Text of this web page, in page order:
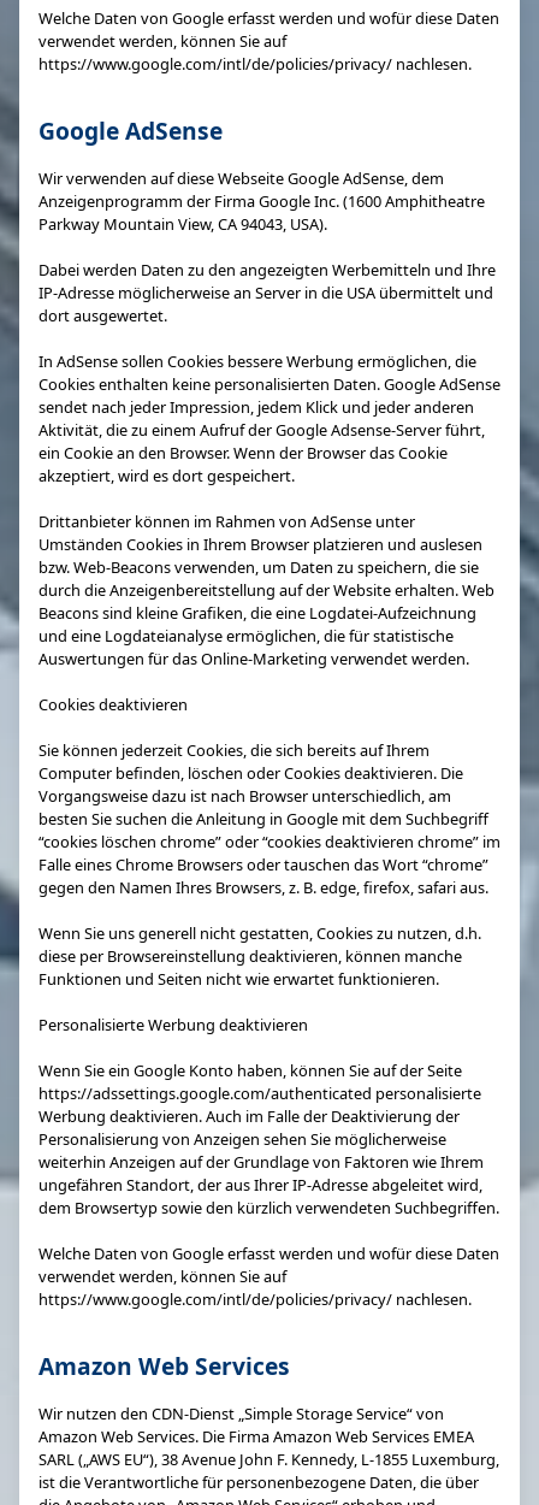
Welche Daten von Google erfasst werden und wofür diese Daten
verwendet werden, können Sie auf
https://www.google.com/intl/de/policies/privacy/ nachlesen.
Google AdSense
Wir verwenden auf diese Webseite Google AdSense, dem
Anzeigenprogramm der Firma Google Inc. (1600 Amphitheatre
Parkway Mountain View, CA 94043, USA).
Dabei werden Daten zu den angezeigten Werbemitteln und Ihre
IP-Adresse möglicherweise an Server in die USA übermittelt und
dort ausgewertet.
In AdSense sollen Cookies bessere Werbung ermöglichen, die
Cookies enthalten keine personalisierten Daten. Google AdSense
sendet nach jeder Impression, jedem Klick und jeder anderen
Aktivität, die zu einem Aufruf der Google Adsense-Server führt,
ein Cookie an den Browser. Wenn der Browser das Cookie
akzeptiert, wird es dort gespeichert.
Drittanbieter können im Rahmen von AdSense unter
Umständen Cookies in Ihrem Browser platzieren und auslesen
bzw. Web-Beacons verwenden, um Daten zu speichern, die sie
durch die Anzeigenbereitstellung auf der Website erhalten. Web
Beacons sind kleine Grafiken, die eine Logdatei-Aufzeichnung
und eine Logdateianalyse ermöglichen, die für statistische
Auswertungen für das Online-Marketing verwendet werden.
Cookies deaktivieren
Sie können jederzeit Cookies, die sich bereits auf Ihrem
Computer befinden, löschen oder Cookies deaktivieren. Die
Vorgangsweise dazu ist nach Browser unterschiedlich, am
besten Sie suchen die Anleitung in Google mit dem Suchbegriff
“cookies löschen chrome” oder “cookies deaktivieren chrome” im
Falle eines Chrome Browsers oder tauschen das Wort “chrome”
gegen den Namen Ihres Browsers, z. B. edge, firefox, safari aus.
Wenn Sie uns generell nicht gestatten, Cookies zu nutzen, d.h.
diese per Browsereinstellung deaktivieren, können manche
Funktionen und Seiten nicht wie erwartet funktionieren.
Personalisierte Werbung deaktivieren
Wenn Sie ein Google Konto haben, können Sie auf der Seite
https://adssettings.google.com/authenticated personalisierte
Werbung deaktivieren. Auch im Falle der Deaktivierung der
Personalisierung von Anzeigen sehen Sie möglicherweise
weiterhin Anzeigen auf der Grundlage von Faktoren wie Ihrem
ungefähren Standort, der aus Ihrer IP-Adresse abgeleitet wird,
dem Browsertyp sowie den kürzlich verwendeten Suchbegriffen.
Welche Daten von Google erfasst werden und wofür diese Daten
verwendet werden, können Sie auf
https://www.google.com/intl/de/policies/privacy/ nachlesen.
Amazon Web Services
Wir nutzen den CDN-Dienst „Simple Storage Service“ von
Amazon Web Services. Die Firma Amazon Web Services EMEA
SARL („AWS EU“), 38 Avenue John F. Kennedy, L-1855 Luxemburg,
ist die Verantwortliche für personenbezogene Daten, die über